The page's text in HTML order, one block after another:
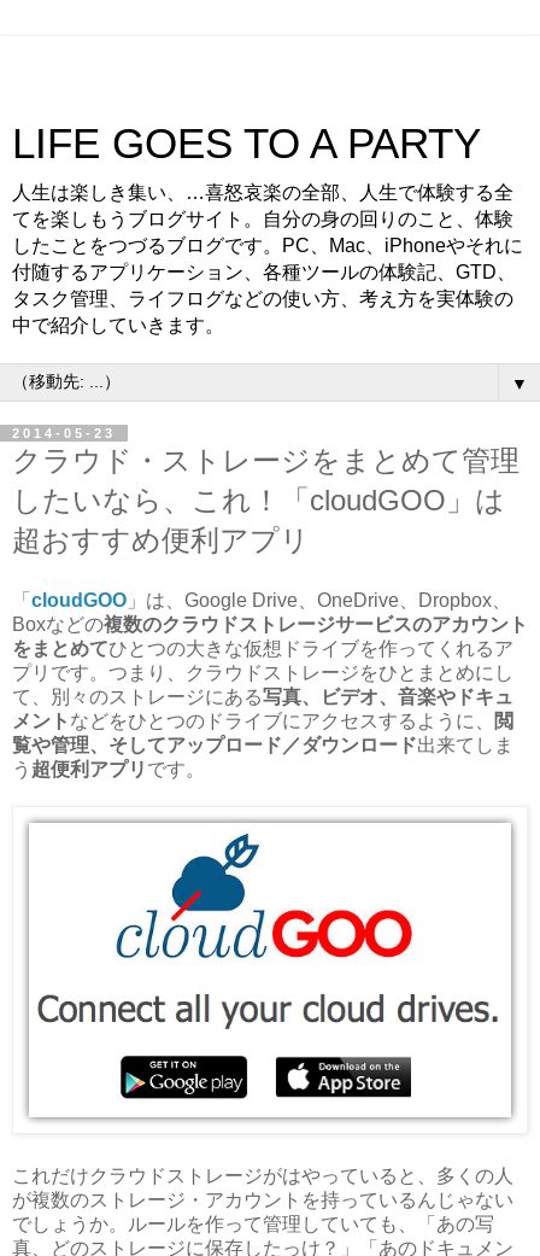
LIFE GOES TO A PARTY
人生は楽しき集い、…喜怒哀楽の全部、人生で体験する全
てを楽しもうブログサイト。自分の身の回りのこと、体験
したことをつづるブログです。PC、Mac、iPhoneやそれに
付随するアプリケーション、各種ツールの体験記、GTD、
タスク管理、ライフログなどの使い方、考え方を実体験の
中で紹介していきます。
▼
2014-05-23
クラウド・ストレージをまとめて管理
したいなら、これ！「cloudGOO」は
超おすすめ便利アプリ
「 cloudGOO 」は、Google Drive、OneDrive、Dropbox、
Boxなどの複数のクラウドストレージサービスのアカウント
をまとめてひとつの大きな仮想ドライブを作ってくれるア
プリです。つまり、クラウドストレージをひとまとめにし
て、別々のストレージにある写真、ビデオ、音楽やドキュ
メント などをひとつのドライブにアクセスするように、
閲
覧や管理、そしてアップロード／ダウンロード出来てしま
う 超便利アプリ です。
これだけクラウドストレージがはやっていると、多くの人
が複数のストレージ・アカウントを持っているんじゃない
でしょうか。ルールを作って管理していても、「あの写
真、どのストレージに保存したっけ？」「あのドキュメン